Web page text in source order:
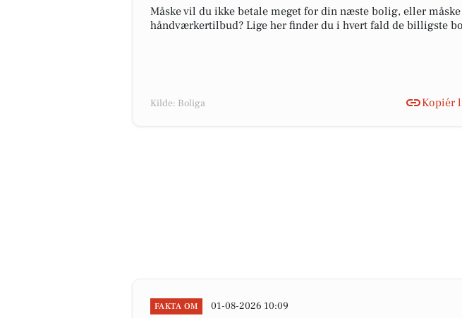
Måske vil du ikke betale meget for din næste bolig, eller
håndværkertilbud? Lige her finder du i hvert fald de billigste
Kilde: Boliga Kopiér
FAKTA OM 01-08-2026 10:09